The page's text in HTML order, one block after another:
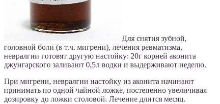
Для снятия зубной,
головной боли (в т.ч. мигрени), лечения ревматизма,
невралгии готовят другую настойку: 20г корней аконита
джунгарского заливают 0,5л водки и выдерживают неделю.
При мигрени, невралгии настойку из аконита начинают
принимать по одной чайной ложке, постепенно увеличивая
дозировку до ложки столовой. Лечение длится месяц.